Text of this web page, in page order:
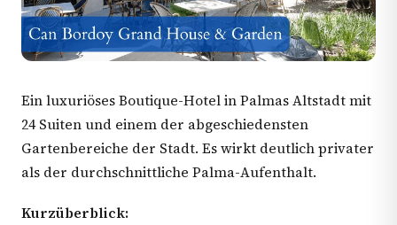
Ein luxuriöses Boutique-Hotel in Palmas Altstadt mit
24 Suiten und einem der abgeschiedensten
Gartenbereiche der Stadt. Es wirkt deutlich privater
als der durchschnittliche Palma-Aufenthalt.
Kurzüberblick: